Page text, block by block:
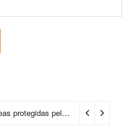
Salvador chegará a 640 áreas protegidas pela Prefeitura com investimentos em contenções de encostas e prevenção de riscos